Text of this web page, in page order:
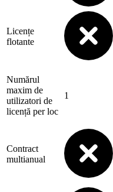
Licențe
flotante
Numărul
maxim de
utilizatori de
licență per loc
1
Contract
multianual